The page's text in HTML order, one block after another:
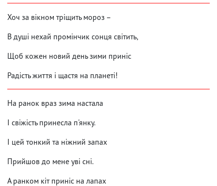
Хоч за вікном тріщить мороз –
В душі нехай промінчик сонця світить,
Щоб кожен новий день зими приніс
Радість життя і щастя на планеті!
На ранок враз зима настала
І свіжість принесла п'янку.
І цей тонкий та ніжний запах
Прийшов до мене уві сні.
А ранком кіт приніс на лапах